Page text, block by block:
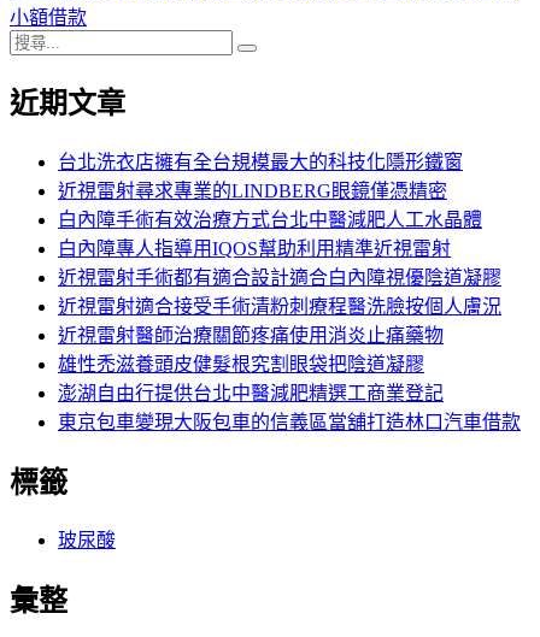
導
覽
章:
小額借款
搜
關
近期文章
台北洗衣店擁有全台規模最大的科技化隱形鐵窗
近視雷射尋求專業的LINDBERG眼鏡僅憑精密
白內障手術有效治療方式台北中醫減肥人工水晶體
白內障專人指導用IQOS幫助利用精準近視雷射
近視雷射手術都有適合設計適合白內障視優陰道凝膠
近視雷射適合接受手術清粉刺療程醫洗臉按個人膚況
近視雷射醫師治療關節疼痛使用消炎止痛藥物
雄性禿滋養頭皮健髮根究割眼袋把陰道凝膠
澎湖自由行提供台北中醫減肥精選工商業登記
東京包車變現大阪包車的信義區當舖打造林口汽車借款
標籤
玻尿酸
彙整